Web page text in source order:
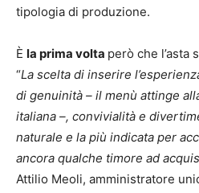
tipologia di produzione.
È la prima volta però che l’asta
“La scelta di inserire
di genuinità – il menù attinge
italiana –, convivialità e
naturale e la più indicata per
ancora qualche timore ad
Attilio Meoli, amministratore